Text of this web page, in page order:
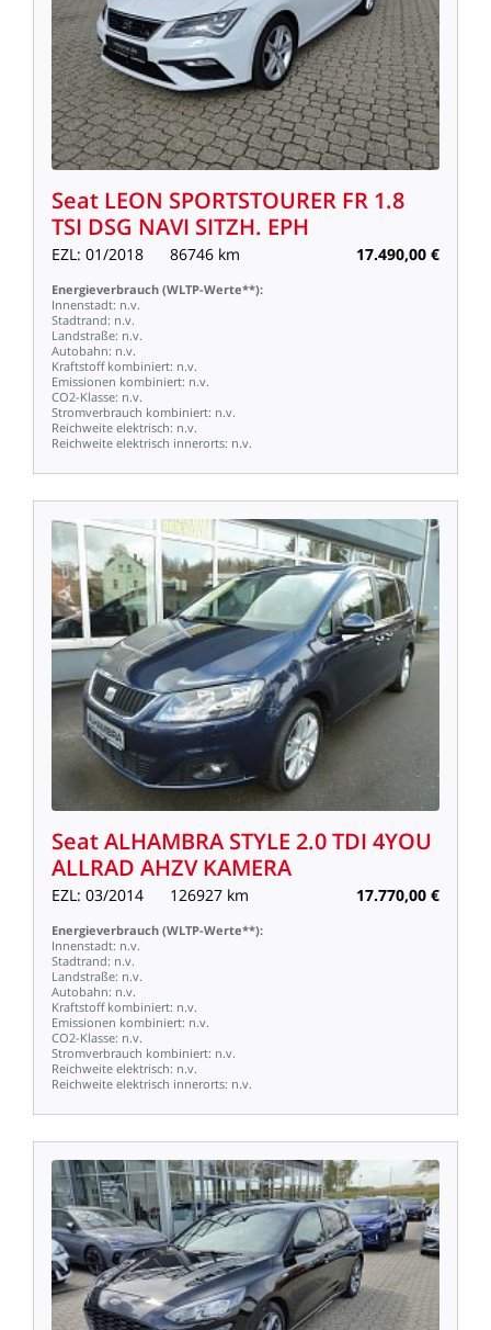
Seat LEON SPORTSTOURER FR 1.8
TSI DSG NAVI SITZH. EPH
EZL: 01/2018 86746 km 17.490,00 €
Energieverbrauch (WLTP-Werte**):
Innenstadt: n.v.
Stadtrand: n.v.
Landstraße: n.v.
Autobahn: n.v.
Kraftstoff kombiniert: n.v.
Emissionen kombiniert: n.v.
CO2-Klasse: n.v.
Stromverbrauch kombiniert: n.v.
Reichweite elektrisch: n.v.
Reichweite elektrisch innerorts: n.v.
SeatALHAMBRA STYLE 2.0TDI 4YOU
ALLRAD AHZV KAMERA
EZL: 03/2014 126927 km 17.770,00 €
Energieverbrauch (WLTP-Werte**):
Innenstadt: n.v.
Stadtrand: n.v.
Landstraße: n.v.
Autobahn: n.v.
Kraftstoff kombiniert: n.v.
Emissionen kombiniert: n.v.
CO2-Klasse: n.v.
Stromverbrauch kombiniert: n.v.
Reichweite elektrisch: n.v.
Reichweite elektrisch innerorts: n.v.